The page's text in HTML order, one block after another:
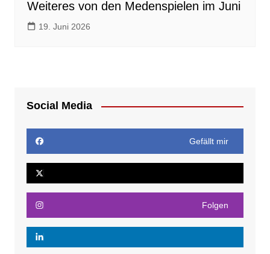
Weiteres von den Medenspielen im Juni
19. Juni 2026
Social Media
Gefällt mir
Folgen